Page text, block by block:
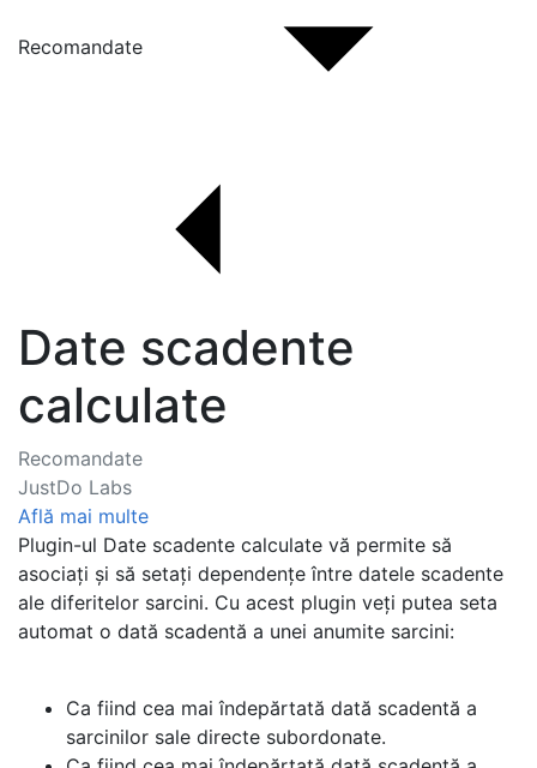
Recomandate
Date scadente
calculate
Recomandate
JustDo Labs
Află mai multe
Plugin-ul Date scadente calculate vă permite să
asociați și să setați dependențe între datele scadente
ale diferitelor sarcini. Cu acest plugin veți putea seta
automat o dată scadentă a unei anumite sarcini:
Ca fiind cea mai îndepărtată dată scadentă a
sarcinilor sale directe subordonate.